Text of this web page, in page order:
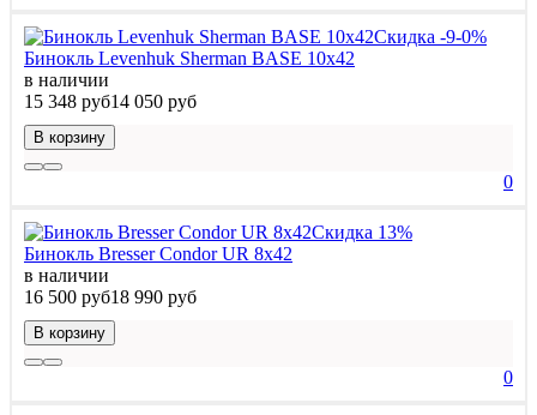
Скидка -9-0%
Бинокль Levenhuk Sherman BASE 10x42
в наличии
15 348 руб14 050 руб
В корзину
0
Скидка 13%
Бинокль Bresser Condor UR 8x42
в наличии
16 500 руб18 990 руб
В корзину
0